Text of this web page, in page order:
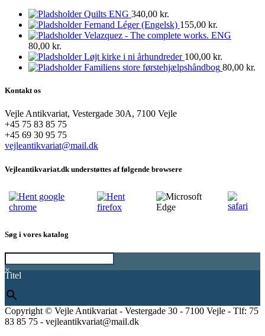
Quilts ENG 340,00 kr.
Fernand Léger (Engelsk) 155,00 kr.
Velazquez - The complete works. ENG
80,00 kr.
Løjt kirke i ni århundreder 100,00 kr.
Familiens store førstehjælpshåndbog 80,00 kr.
Kontakt os
Vejle Antikvariat, Vestergade 30A, 7100 Vejle
+45 75 83 85 75
+45 69 30 95 75
vejleantikvariat@mail.dk
Vejleantikvariat.dk understøttes af følgende browsere
Søg i vores katalog
×
Titel
Copyright © Vejle Antikvariat - Vestergade 30 - 7100 Vejle - Tlf: 75
83 85 75 - vejleantikvariat@mail.dk